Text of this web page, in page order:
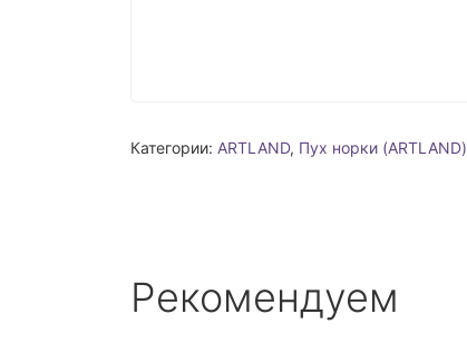
Категории: ARTLAND, Пух норки (ARTLAND)
Рекомендуем